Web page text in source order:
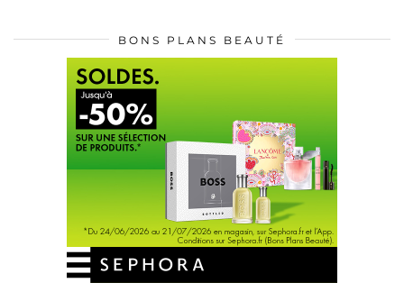
BONS PLANS BEAUTÉ